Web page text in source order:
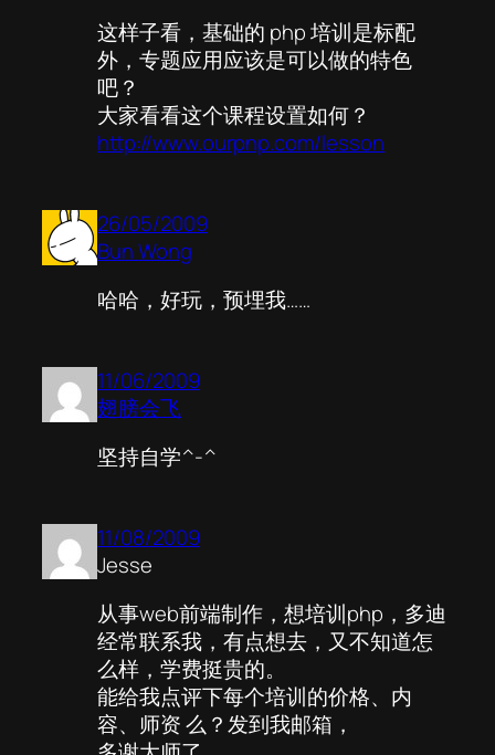
这样子看，基础的 php 培训是标配
外，专题应用应该是可以做的特色
吧？
大家看看这个课程设置如何？
http://www.ourpnp.com/lesson
26/05/2009
Bun Wong
哈哈，好玩，预埋我……
11/06/2009
翅膀会飞
坚持自学^-^
11/08/2009
Jesse
从事web前端制作，想培训php，多迪
经常联系我，有点想去，又不知道怎
么样，学费挺贵的。
能给我点评下每个培训的价格、内
容、师资 么？发到我邮箱，